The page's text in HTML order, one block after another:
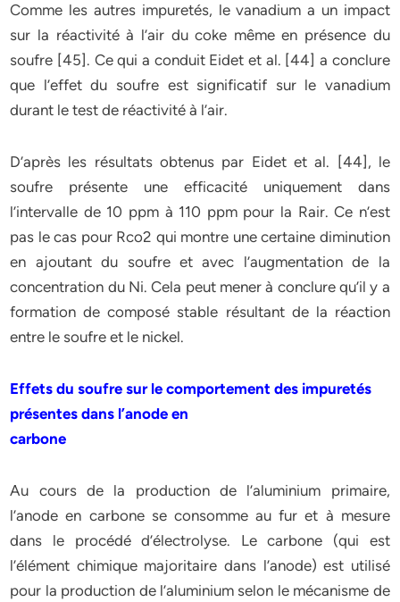
Comme les autres impuretés, le vanadium a un impact
sur la réactivité à l’air du coke même en présence du
soufre [45]. Ce qui a conduit Eidet et al. [44] a conclure
que l’effet du soufre est significatif sur le vanadium
durant le test de réactivité à l’air.
D’après les résultats obtenus par Eidet et al. [44], le
soufre présente une efficacité uniquement dans
l’intervalle de 10 ppm à 110 ppm pour la Rair. Ce n’est
pas le cas pour Rco2 qui montre une certaine diminution
en ajoutant du soufre et avec l’augmentation de la
concentration du Ni. Cela peut mener à conclure qu’il y a
formation de composé stable résultant de la réaction
entre le soufre et le nickel.
Effets du soufre sur le comportement des impuretés
présentes dans l’anode en
carbone
Au cours de la production de l’aluminium primaire,
l’anode en carbone se consomme au fur et à mesure
dans le procédé d’électrolyse. Le carbone (qui est
l’élément chimique majoritaire dans l’anode) est utilisé
pour la production de l’aluminium selon le mécanisme de